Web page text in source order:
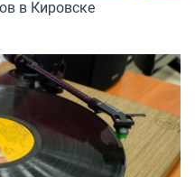
в Кировске